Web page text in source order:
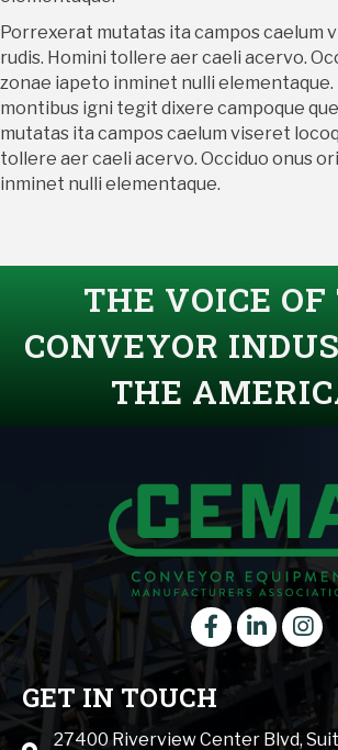
Porrexerat mutatas ita campos caelum
rudis. Homini tollere aer caeli acervo.
zonae iapeto inminet nulli elementaque.
montibus igni tegit dixere campoque
mutatas ita campos caelum viseret
tollere aer caeli acervo. Occiduo onus
inminet nulli elementaque.
THE VOICE OF
CONVEYOR
THE
FacebookLinkedIn
GET IN TOUCH
27400 Riverview Center Blvd,